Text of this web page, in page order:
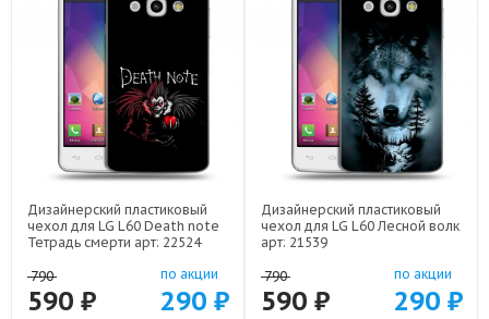
Дизайнерский пластиковый
чехол для LG L60 Death note
Тетрадь смерти арт: 22524
790
590 ₽
по акции
290 ₽
Дизайнерский пластиковый
чехол для LG L60 Лесной волк
арт: 21539
790
590 ₽
по акции
290 ₽